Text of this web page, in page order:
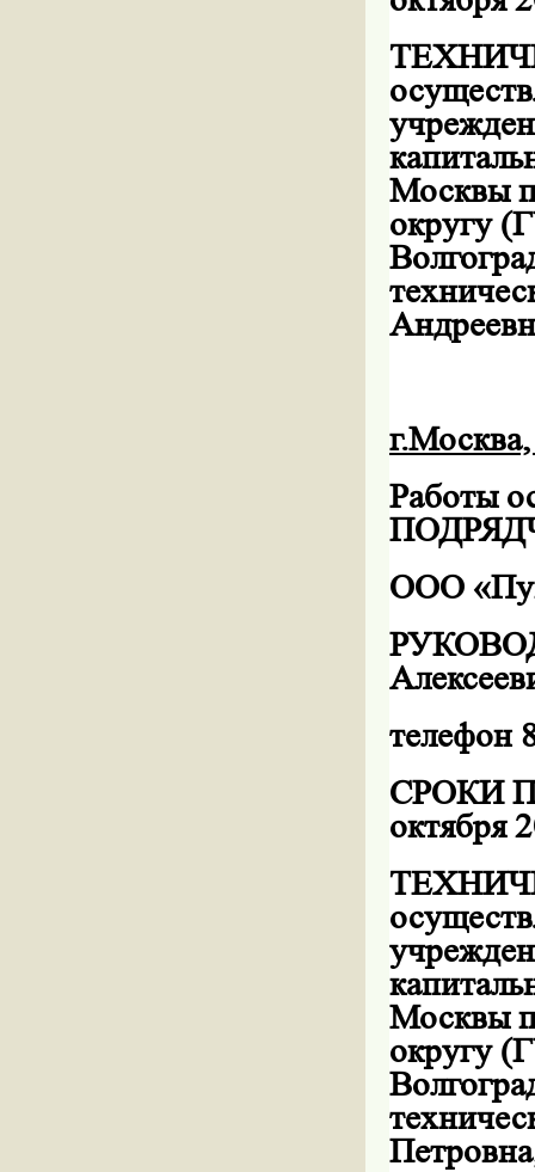
Москвы
округу
Работы
ООО
телефон
СРОКИ
октября
Москвы
округу